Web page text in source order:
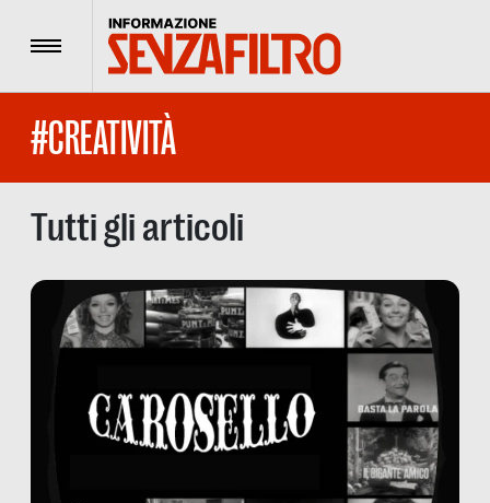
Menu
#CREATIVITÀ
Tutti gli articoli